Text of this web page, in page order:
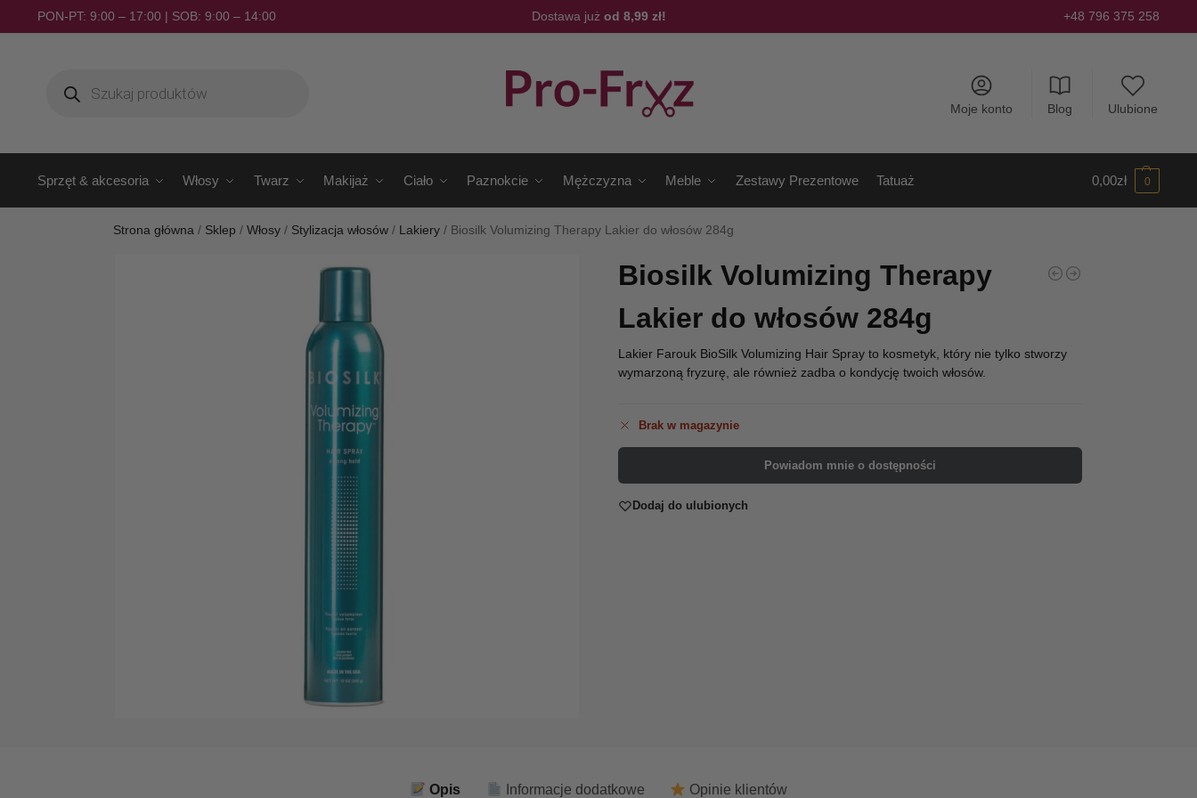
PON-PT: 9:00 – 17:00 | SOB: 9:00 – 14:00 Dostawa już od 8,99 zł! +48 796 375 258
Moje konto Blog Ulubione
Sprzęt & akcesoria Włosy Twarz Makijaż Ciało Paznokcie Mężczyzna Meble Zestawy Prezentowe Tatuaż 0,00zł 0
Strona główna / Sklep /Włosy / Stylizacja włosów / Lakiery / Biosilk Volumizing Therapy Lakier do włosów 284g
Biosilk Volumizing Therapy
Lakier do włosów 284g
Lakier Farouk BioSilk Volumizing Hair Spray to kosmetyk, który nie tylko stworzy
wymarzoną fryzurę, ale również zadba o kondycję twoich włosów.
Brak w magazynie
Powiadom mnie o dostępności
Dodaj do ulubionych
Opis Informacje dodatkowe Opinie klientów